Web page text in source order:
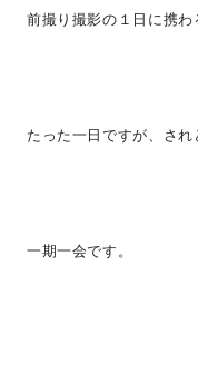
前撮り撮影の１日に携
たった一日ですが、され
一期一会です。